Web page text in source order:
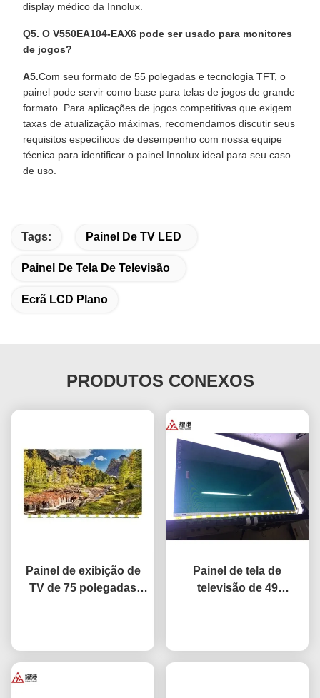
display médico da Innolux.
Q5. O V550EA104-EAX6 pode ser usado para monitores
de jogos?
A5.Com seu formato de 55 polegadas e tecnologia TFT, o
painel pode servir como base para telas de jogos de grande
formato. Para aplicações de jogos competitivas que exigem
taxas de atualização máximas, recomendamos discutir seus
requisitos específicos de desempenho com nossa equipe
técnica para identificar o painel Innolux ideal para seu caso
de uso.
Tags: Painel De TV LED
Painel De Tela De Televisão
Ecrã LCD Plano
PRODUTOS CONEXOS
Painel de exibição de
TV de 75 polegadas
Painel de tela de
televisão de 49